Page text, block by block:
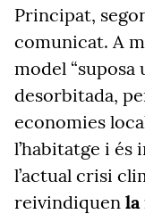
Principat,
comunicat. A
model “suposa
desorbitada,
economies
l’habitatge i és
l’actual crisi
reivindiquen la